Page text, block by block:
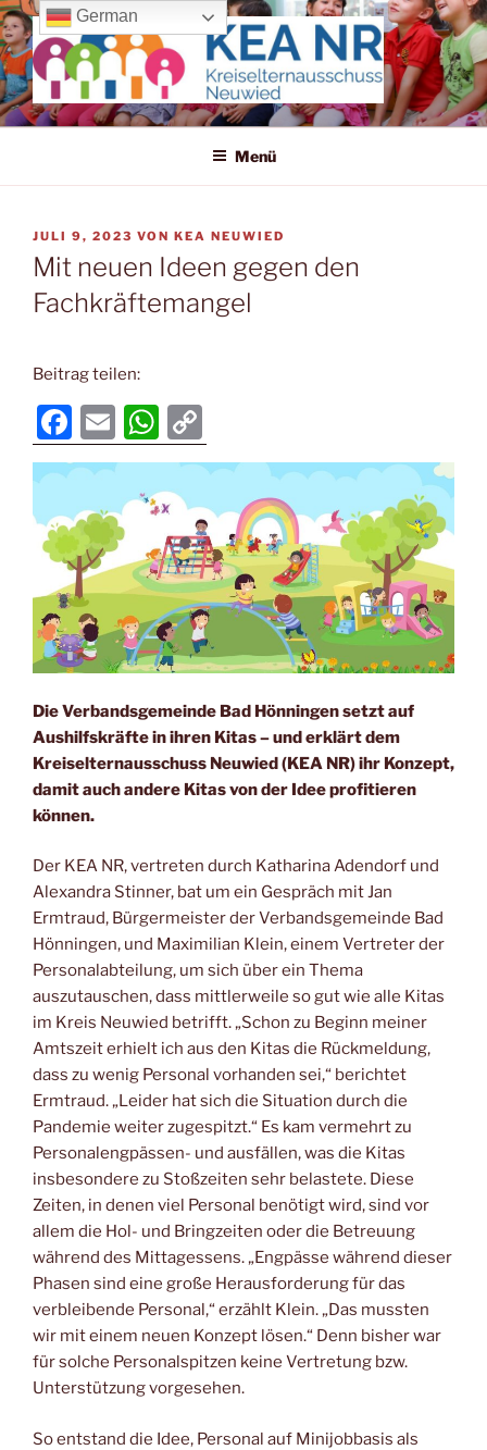
Zum
Inhalt
springen
KREISELTERNAUSSCHUSS
Wir machen uns für die Kleinen stark!
Menü
VERÖFFENTLICHT
AM
JULI 9, 2023 VON KEA NEUWIED
Mit neuen Ideen gegen den
Fachkräftemangel
Beitrag teilen:
F
a
e
b
o
o
k
E
m
ai
l
W
h
at
s
A
p
p
o
y
Li
n
k
Die Verbandsgemeinde Bad Hönningen setzt auf
Aushilfskräfte in ihren Kitas – und erklärt dem
Kreiselternausschuss Neuwied (KEA NR) ihr Konzept,
damit auch andere Kitas von der Idee profitieren
können.
Der KEA NR, vertreten durch Katharina Adendorf und
Alexandra Stinner, bat um ein Gespräch mit Jan
Ermtraud, Bürgermeister der Verbandsgemeinde Bad
Hönningen, und Maximilian Klein, einem Vertreter der
Personalabteilung, um sich über ein Thema
auszutauschen, dass mittlerweile so gut wie alle Kitas
im Kreis Neuwied betrifft. „Schon zu Beginn meiner
Amtszeit erhielt ich aus den Kitas die Rückmeldung,
dass zu wenig Personal vorhanden sei,“ berichtet
Ermtraud. „Leider hat sich die Situation durch die
Pandemie weiter zugespitzt.“ Es kam vermehrt zu
Personalengpässen- und ausfällen, was die Kitas
insbesondere zu Stoßzeiten sehr belastete. Diese
Zeiten, in denen viel Personal benötigt wird, sind vor
allem die Hol- und Bringzeiten oder die Betreuung
während des Mittagessens. „Engpässe während dieser
Phasen sind eine große Herausforderung für das
verbleibende Personal,“ erzählt Klein. „Das mussten
wir mit einem neuen Konzept lösen.“ Denn bisher war
für solche Personalspitzen keine Vertretung bzw.
Unterstützung vorgesehen.
So entstand die Idee, Personal auf Minijobbasis als
German